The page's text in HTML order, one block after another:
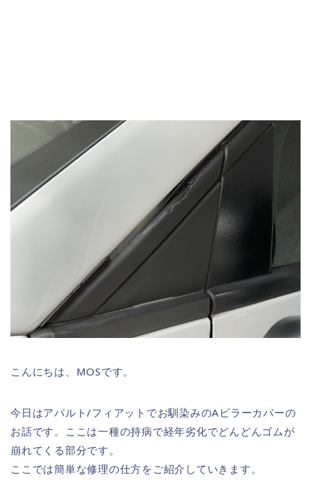
こんにちは、MOSです。
今日はアバルト/フィアットでお馴染みのAピラーカバーの
お話です。ここは一種の持病で経年劣化でどんどんゴムが
崩れてくる部分です。
ここでは簡単な修理の仕方をご紹介していきます。